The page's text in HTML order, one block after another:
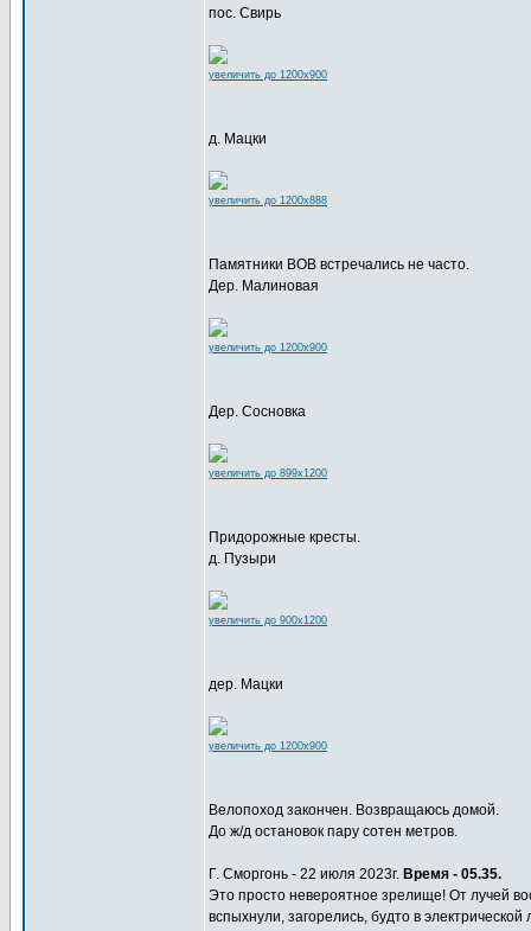
пос. Свирь
увеличить до 1200x900
д. Мацки
увеличить до 1200x888
Памятники ВОВ встречались не часто.
Дер. Малиновая
увеличить до 1200x900
Дер. Сосновка
увеличить до 899x1200
Придорожные кресты.
д. Пузыри
увеличить до 900x1200
дер. Мацки
увеличить до 1200x900
Велопоход закончен. Возвращаюсь домой.
До ж/д остановок пару сотен метров.
Г. Сморгонь - 22 июля 2023г. Время - 05.35.
Это просто невероятное зрелище! От лучей
вспыхнули, загорелись, будто в электрической